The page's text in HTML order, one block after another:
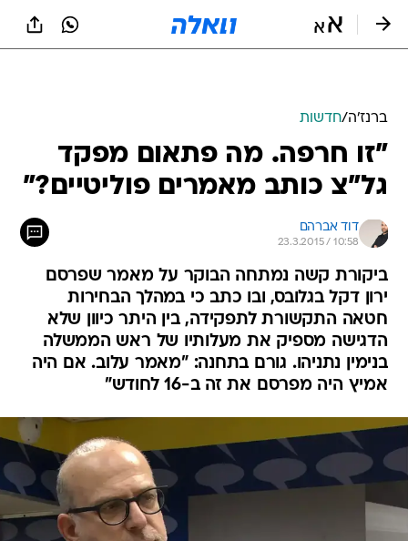
ברנז'ה/חדשות
"זו חרפה. מה פתאום מפקד
גל"צ כותב מאמרים פוליטיים?"
דוד אברהם
23.3.2015 / 10:58
ביקורת קשה נמתחה הבוקר על מאמר שפרסם
ירון דקל בגלובס, ובו כתב כי במהלך הבחירות
חטאה התקשורת לתפקידה, בין היתר כיוון שלא
הדגישה מספיק את מעלותיו של ראש הממשלה
בנימין נתניהו. גורם בתחנה: "מאמר עלוב. אם היה
אמיץ היה מפרסם את זה ב-16 לחודש"